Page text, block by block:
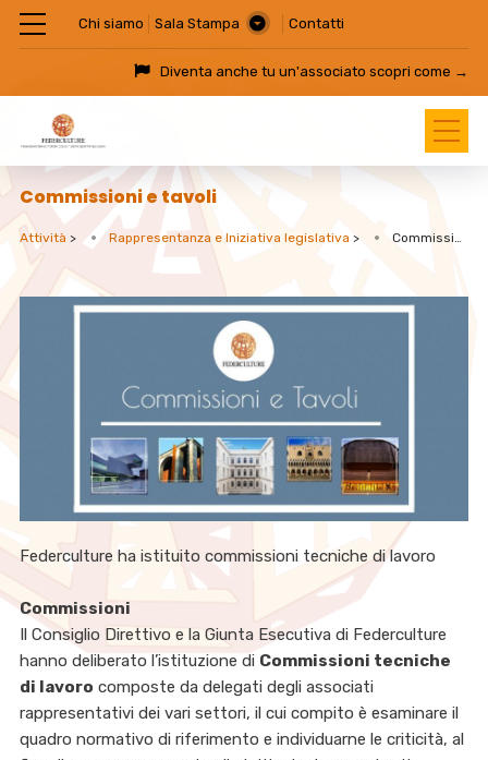
Chi siamo Sala Stampa Contatti
Diventa anche tu un'associatoscopri come →
Commissioni e tavoli
Attività > Rappresentanza e Iniziativa legislativa > Commissioni e tavoli
Federculture ha istituito commissioni tecniche di lavoro
Commissioni
Il Consiglio Direttivo e la Giunta Esecutiva di Federculture
hanno deliberato l’istituzione di Commissioni tecniche
di lavoro composte da delegati degli associati
rappresentativi dei vari settori, il cui compito è esaminare il
quadro normativo di riferimento e individuarne le criticità, al